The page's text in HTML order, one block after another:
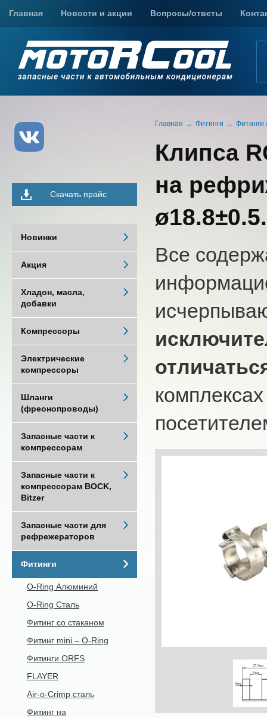
Главная Новости и акции Вопросы/ответы
Главная Фитинги Фитинги
Клипса
на
ø18.8±0.5.
Все
Скачать прайс
Новинки
Акция
Хладон, масла,
добавки
Компрессоры
Электрические
компрессоры
Шланги
(фреонопроводы)
Запасные части к
компрессорам
Запасные части к
компрессорам BOCK,
Bitzer
Запасные части для
рефрежераторов
Фитинги
O-Ring Алюминий
O-Ring Сталь
Фитинг со стаканом
Фитинг mini – O-Ring
Фитинги ORFS
FLAYER
Air-o-Crimp сталь
Фитинг на